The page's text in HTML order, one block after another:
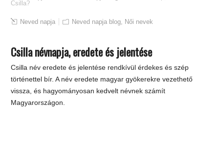
Csilla?
Neved napja Neved napja blog Női nevek
Csilla névnapja, eredete és jelentése
Csilla név eredete és jelentése rendkívül érdekes és szép
történettel bír. A név eredete magyar gyökerekre vezethető
vissza, és hagyományosan kedvelt névnek számít
Magyarországon.